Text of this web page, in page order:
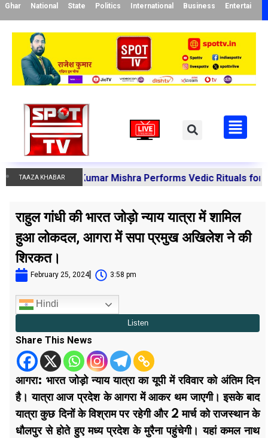
Ghar National State Politics International Business
TAAZA KHABAR
Manoj Kumar Mishra Performs Vedic Rituals for the
राहुल गांधी की भारत जोड़ो न्याय यात्रा में शामिल
हुआ लोकदल, आगरा में सपा प्रमुख अखिलेश ने की
शिरकत।
February 25, 2024 3:58 pm
Hindi
Share This News
आगरा: भारत जोड़ो न्याय यात्रा का यूपी में रविवार को अंतिम दिन
है। यात्रा आज प्रदेश के आगरा में आकर थम जाएगी। इसके बाद
यात्रा कुछ दिनों के विश्राम पर रहेगी और 2 मार्च को राजस्थान के
धौलपुर से होते हुए मध्य प्रदेश के मुरैना पहुंचेगी। यहां कमल नाथ